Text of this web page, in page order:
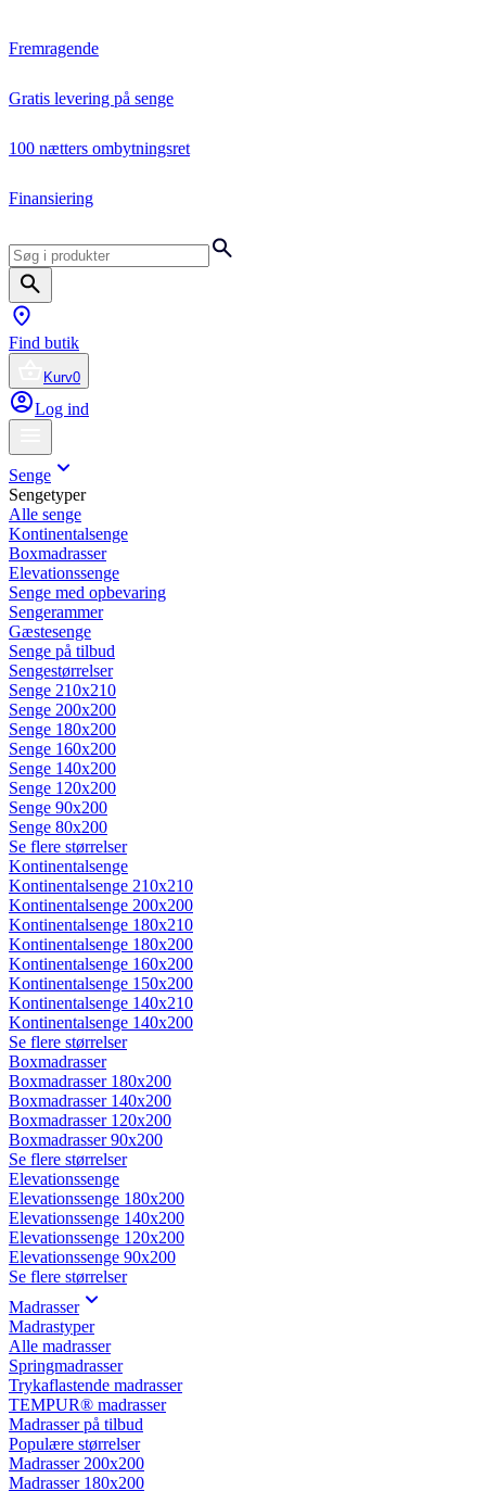
Fremragende
Gratis levering på senge
100 nætters ombytningsret
Finansiering
Find butik
Kurv0
Log ind
Senge
Sengetyper
Alle senge
Kontinentalsenge
Boxmadrasser
Elevationssenge
Senge med opbevaring
Sengerammer
Gæstesenge
Senge på tilbud
Sengestørrelser
Senge 210x210
Senge 200x200
Senge 180x200
Senge 160x200
Senge 140x200
Senge 120x200
Senge 90x200
Senge 80x200
Se flere størrelser
Kontinentalsenge
Kontinentalsenge 210x210
Kontinentalsenge 200x200
Kontinentalsenge 180x210
Kontinentalsenge 180x200
Kontinentalsenge 160x200
Kontinentalsenge 150x200
Kontinentalsenge 140x210
Kontinentalsenge 140x200
Se flere størrelser
Boxmadrasser
Boxmadrasser 180x200
Boxmadrasser 140x200
Boxmadrasser 120x200
Boxmadrasser 90x200
Se flere størrelser
Elevationssenge
Elevationssenge 180x200
Elevationssenge 140x200
Elevationssenge 120x200
Elevationssenge 90x200
Se flere størrelser
Madrasser
Madrastyper
Alle madrasser
Springmadrasser
Trykaflastende madrasser
TEMPUR® madrasser
Madrasser på tilbud
Populære størrelser
Madrasser 200x200
Madrasser 180x200